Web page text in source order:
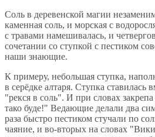
Соль в деревенской магии
каменная соль, и морская с
с травами намешивалась, и
сочетании со ступкой с пестиком
наши знающие.
К примеру, небольшая ступка,
в серёдке алтаря. Ступка ставилась
"рекся в соль". И при словах
тако буде!" Ведающие делали два
раза быстро пестиком стучали по
чаяние, и во-вторых на словах